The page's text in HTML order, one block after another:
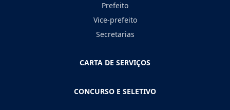
Prefeito
Vice-prefeito
Secretarias
CARTA DE SERVIÇOS
CONCURSO E SELETIVO